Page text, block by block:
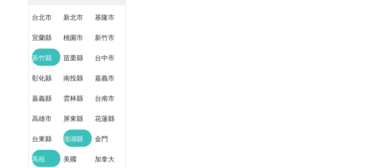
台北市 新北市 基隆市
宜蘭縣 桃園市 新竹市
新竹縣 苗栗縣 台中市
彰化縣 南投縣 嘉義市
嘉義縣 雲林縣 台南市
高雄市 屏東縣 花蓮縣
台東縣 澎湖縣 金門
馬祖 美國 加拿大